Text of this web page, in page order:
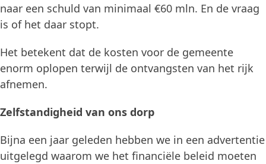
naar een schuld van minimaal €60 mln. En de vraag
is of het daar stopt.
Het betekent dat de kosten voor de gemeente
enorm oplopen terwijl de ontvangsten van het rijk
afnemen.
Zelfstandigheid van ons dorp
Bijna een jaar geleden hebben we in een advertentie
uitgelegd waarom we het financiële beleid moeten